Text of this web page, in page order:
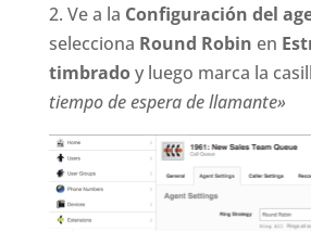
2. Ve a la Configuración del
selecciona Round Robin en
timbradoy luego marca la
tiempo de espera de llamante»